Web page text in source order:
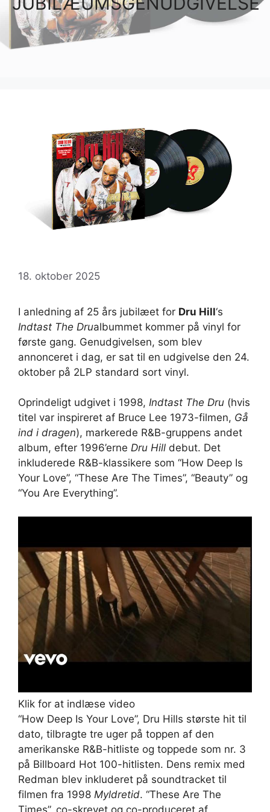
18. oktober 2025
I anledning af 25 års jubilæet for Dru Hill‘s
Indtast The Drualbummet kommer på vinyl for
første gang. Genudgivelsen, som blev
annonceret i dag, er sat til en udgivelse den 24.
oktober på 2LP standard sort vinyl.
Oprindeligt udgivet i 1998, Indtast The Dru (hvis
titel var inspireret af Bruce Lee 1973-filmen, Gå
ind i dragen), markerede R&B-gruppens andet
album, efter 1996’erne Dru Hill debut. Det
inkluderede R&B-klassikere som “How Deep Is
Your Love”, “These Are The Times”, “Beauty” og
“You Are Everything”.
Klik for at indlæse video
“How Deep Is Your Love”, Dru Hills største hit til
dato, tilbragte tre uger på toppen af ​​den
amerikanske R&B-hitliste og toppede som nr. 3
på Billboard Hot 100-hitlisten. Dens remix med
Redman blev inkluderet på soundtracket til
filmen fra 1998 Myldretid. “These Are The
Times”, co-skrevet og co-produceret af